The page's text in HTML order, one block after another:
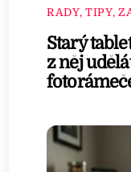
RADY, TIPY,
Starý
z něj